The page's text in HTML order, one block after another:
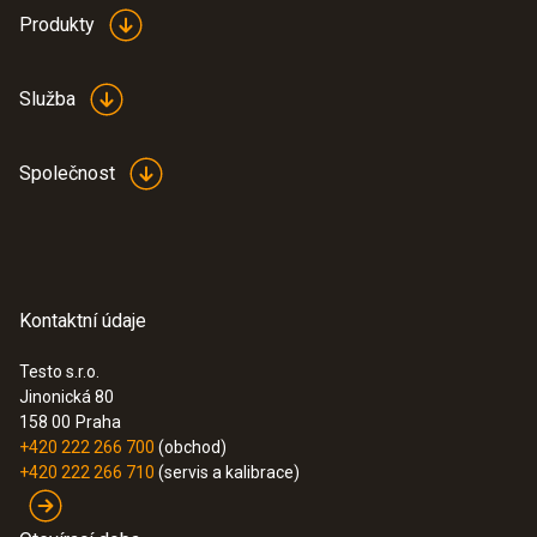
Produkty
Služba
Společnost
Kontaktní údaje
Testo s.r.o.
Jinonická 80
158 00 Praha
+420 222 266 700 (obchod)
+420 222 266 710 (servis a kalibrace)